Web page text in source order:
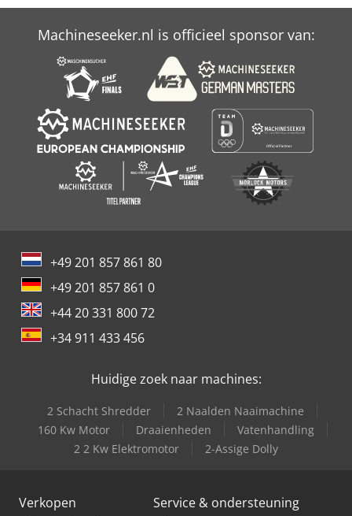
Machineseeker.nl is officieel sponsor van:
+49 201 857 861 80
+49 201 857 861 0
+44 20 331 800 72
+34 911 433 456
Huidige zoek naar machines:
2 Schacht Shredder
2 Naalden Naaimachine
160 Kw Motor
Draaienheden
Vatenhandling
2 2 Kw Elektromotor
2-Assige Dolly
Verkopen Service & ondersteuning